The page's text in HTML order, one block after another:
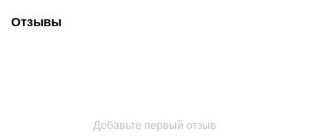
Отзывы
Добавьте первый отзыв